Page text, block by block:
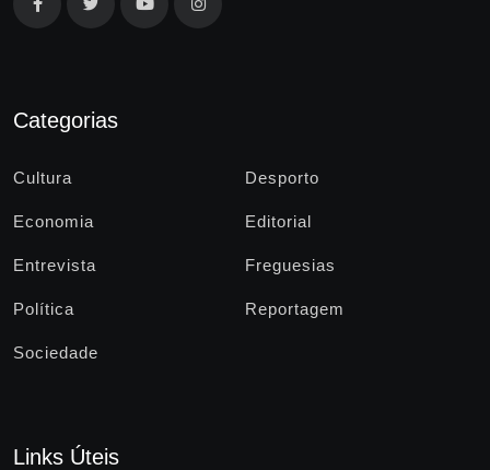
Categorias
Cultura Desporto
Economia Editorial
Entrevista Freguesias
Política Reportagem
Sociedade
Links Úteis